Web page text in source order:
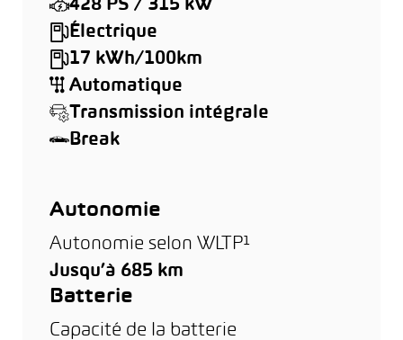
428 PS / 315 kW
Électrique
17 kWh/100km
Automatique
Transmission intégrale
Break
Autonomie
Autonomie selon WLTP¹
Jusqu’à 685 km
Batterie
Capacité de la batterie